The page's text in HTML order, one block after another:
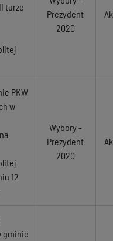
turze
Prezydent
2020
PKW
w
12
Wybory -
Prezydent
2020
gminie